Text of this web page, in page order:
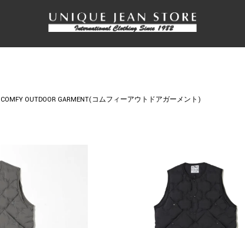
COMFY OUTDOOR GARMENT(コムフィーアウトドアガーメント)